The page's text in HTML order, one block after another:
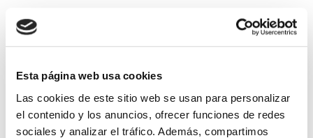
Esta página web usa cookies
Las cookies de este sitio web se usan para personalizar
el contenido y los anuncios, ofrecer funciones de redes
sociales y analizar el tráfico. Además, compartimos
Noticias
relacionadas